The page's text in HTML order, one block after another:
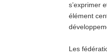
s’exprimer
élément
Les